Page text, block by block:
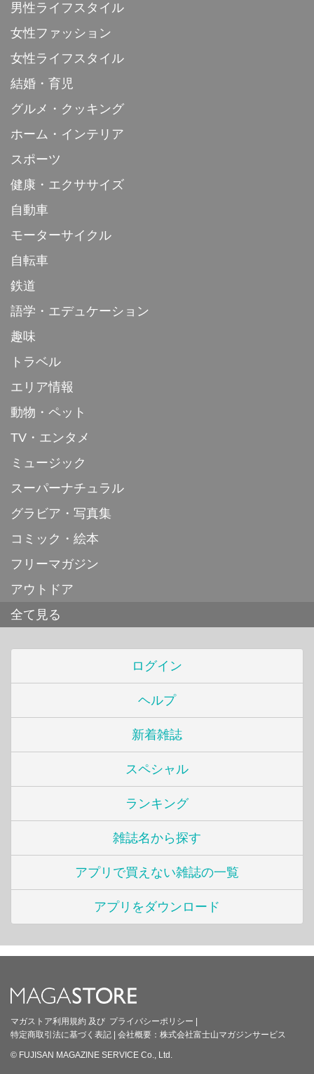
男性ライフスタイル
女性ファッション
女性ライフスタイル
結婚・育児
グルメ・クッキング
ホーム・インテリア
スポーツ
健康・エクササイズ
自動車
モーターサイクル
自転車
鉄道
語学・エデュケーション
趣味
トラベル
エリア情報
動物・ペット
TV・エンタメ
ミュージック
スーパーナチュラル
グラビア・写真集
コミック・絵本
フリーマガジン
アウトドア
全て見る
ログイン
ヘルプ
新着雑誌
スペシャル
ランキング
雑誌名から探す
アプリで買えない雑誌の一覧
アプリをダウンロード
マガストア利用規約 及び プライバシーポリシー |
特定商取引法に基づく表記 | 会社概要： 株式会社富士山マガジンサービス
© FUJISAN MAGAZINE SERVICE Co., Ltd.